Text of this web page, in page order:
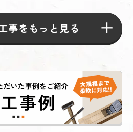
事をもっと見る